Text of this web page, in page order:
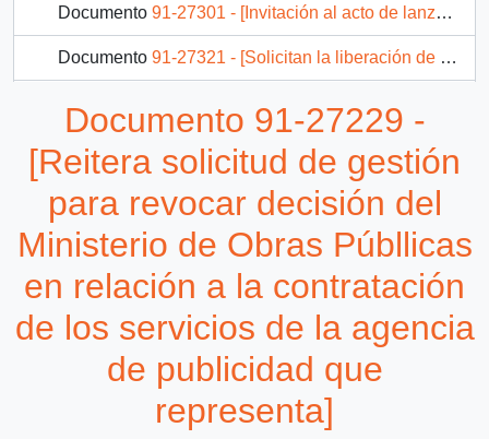
Documento 91-27301 - [Invitación al acto de lanzamiento del libro "Memoria del cardenal Raúl Silva Henríquez]
Documento 91-27321 - [Solicitan la liberación de los presos políticos]
Documento 91-26965 - [Envía Informe acerca de los temas que la Confederación de Trabajadores del Cobre planteará]
537 más...
Documento 91-27229 -
[Reitera solicitud de gestión
para revocar decisión del
Ministerio de Obras Públlicas
en relación a la contratación
de los servicios de la agencia
de publicidad que
representa]